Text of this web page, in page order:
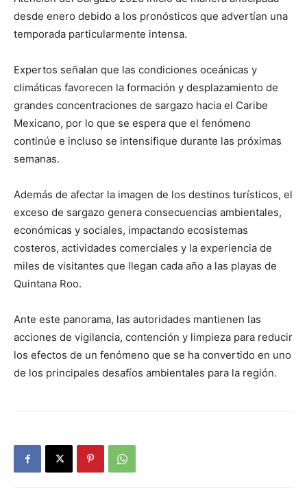
desde enero debido a los pronósticos que advertían una
temporada particularmente intensa.
Expertos señalan que las condiciones oceánicas y
climáticas favorecen la formación y desplazamiento de
grandes concentraciones de sargazo hacia el Caribe
Mexicano, por lo que se espera que el fenómeno
continúe e incluso se intensifique durante las próximas
semanas.
Además de afectar la imagen de los destinos turísticos, el
exceso de sargazo genera consecuencias ambientales,
económicas y sociales, impactando ecosistemas
costeros, actividades comerciales y la experiencia de
miles de visitantes que llegan cada año a las playas de
Quintana Roo.
Ante este panorama, las autoridades mantienen las
acciones de vigilancia, contención y limpieza para reducir
los efectos de un fenómeno que se ha convertido en uno
de los principales desafíos ambientales para la región.